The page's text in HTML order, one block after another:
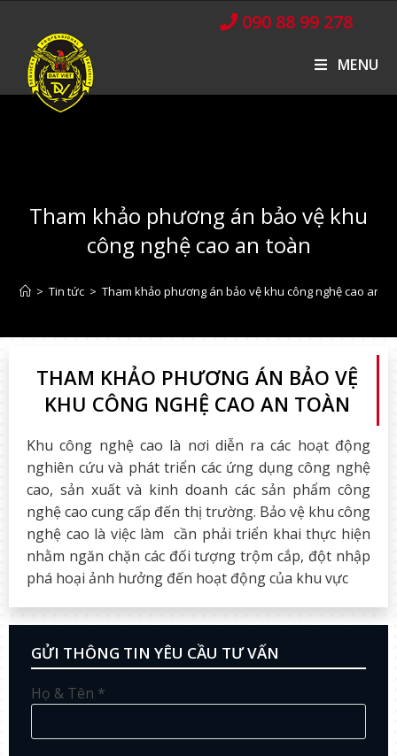
090 88 99 278
MENU
Tham khảo phương án bảo vệ khu
công nghệ cao an toàn
> Tin tức > Tham khảo phương án bảo vệ khu công nghệ cao an
THAM KHẢO PHƯƠNG ÁN BẢO VỆ
KHU CÔNG NGHỆ CAO AN TOÀN
Khu công nghệ cao là nơi diễn ra các hoạt động
nghiên cứu và phát triển các ứng dụng công nghệ
cao, sản xuất và kinh doanh các sản phẩm công
nghệ cao cung cấp đến thị trường. Bảo vệ khu công
nghệ cao là việc làm cần phải triển khai thực hiện
nhằm ngăn chặn các đối tượng trộm cắp, đột nhập
phá hoại ảnh hưởng đến hoạt động của khu vực
GỬI THÔNG TIN YÊU CẦU TƯ VẤN
Họ & Tên *